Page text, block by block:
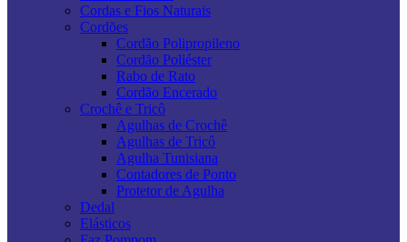
Cordas e Fios Naturais
Cordões
Cordão Polipropileno
Cordão Poliéster
Rabo de Rato
Cordão Encerado
Crochê e Tricô
Agulhas de Crochê
Agulhas de Tricô
Agulha Tunisiana
Contadores de Ponto
Protetor de Agulha
Dedal
Elásticos